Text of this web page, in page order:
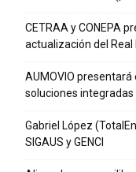
CETRAA y CONEPA
actualización del Real
AUMOVIO
soluciones
Gabriel López
SIGAUS y GENCI